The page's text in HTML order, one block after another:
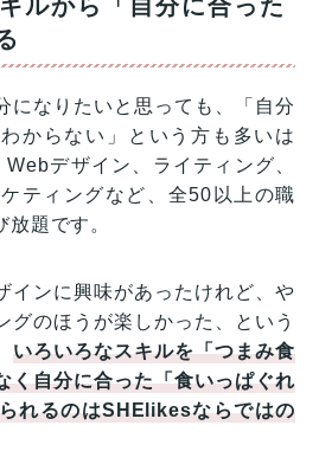
ルから「自分に合った
になりたいと思っても、「自分
からない」という方も多いは
デザイン、ライティング、
ティングなど、全50以上の職
題です。
インに興味があったけれど、や
グのほうが楽しかった、という
いろいろなスキルを「つまみ食
く自分に合った「食いっぱぐれ
れるのはSHElikesならではの